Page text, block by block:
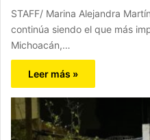
STAFF/ Marina Alejandra
continúa siendo el que más
Michoacán,…
Leer más »